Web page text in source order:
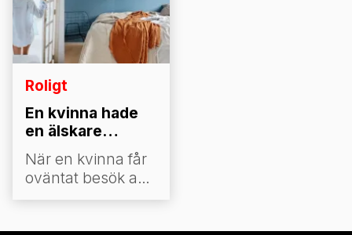
Roligt
En kvinna hade
en älskare
hemma medan...
När en kvinna får
oväntat besök av
sin make under en